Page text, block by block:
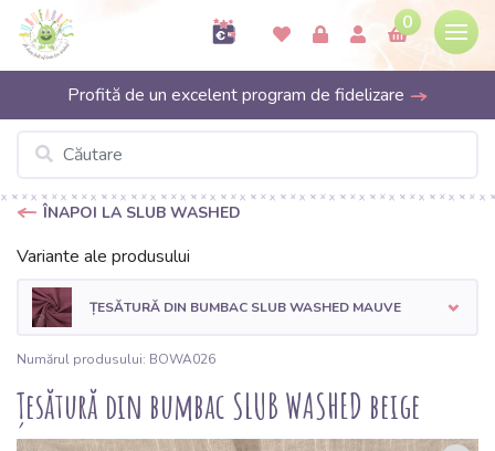
0
Profită de un excelent program de fidelizare
ÎNAPOI LA SLUB WASHED
Variante ale produsului
ȚESĂTURĂ DIN BUMBAC SLUB WASHED MAUVE
Numărul produsului: BOWA026
Țesătură din bumbac SLUB WASHED beige